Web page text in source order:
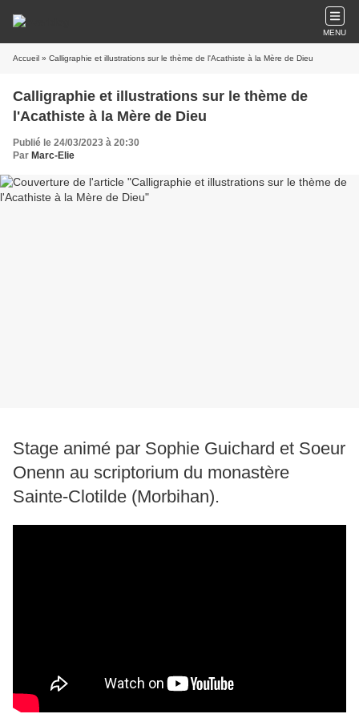
MENU
Accueil » Calligraphie et illustrations sur le thème de l'Acathiste à la Mère de Dieu
Calligraphie et illustrations sur le thème de
l'Acathiste à la Mère de Dieu
Publié le 24/03/2023 à 20:30
Par Marc-Elie
Stage animé par Sophie Guichard et Soeur
Onenn au scriptorium du monastère
Sainte-Clotilde (Morbihan).